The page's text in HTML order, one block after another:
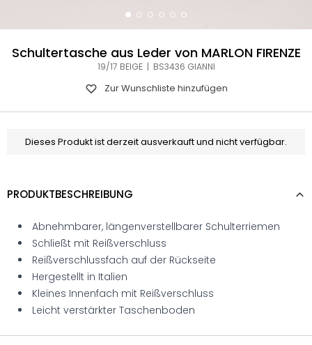
Schultertasche aus Leder von MARLON FIRENZE
19/17 BEIGE | BS3436 GIANNI
Zur Wunschliste hinzufügen
Dieses Produkt ist derzeit ausverkauft und nicht verfügbar.
PRODUKTBESCHREIBUNG
Abnehmbarer, längenverstellbarer Schulterriemen
Schließt mit Reißverschluss
Reißverschlussfach auf der Rückseite
Hergestellt in Italien
Kleines Innenfach mit Reißverschluss
Leicht verstärkter Taschenboden